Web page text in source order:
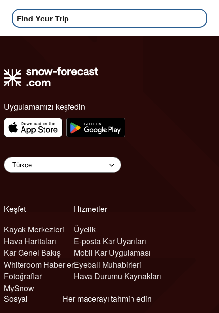
Find Your Trip
Uygulamamızı keşfedin
Keşfet
Kayak Merkezleri
Hava Haritaları
Kar Genel Bakış
Whiteroom Haberler
Fotoğraflar
MySnow
Hizmetler
Üyelik
E-posta Kar Uyarıları
Mobil Kar Uygulaması
Eyeball Muhabirleri
Hava Durumu Kaynakları
Sosyal
Her macerayı tahmin edin